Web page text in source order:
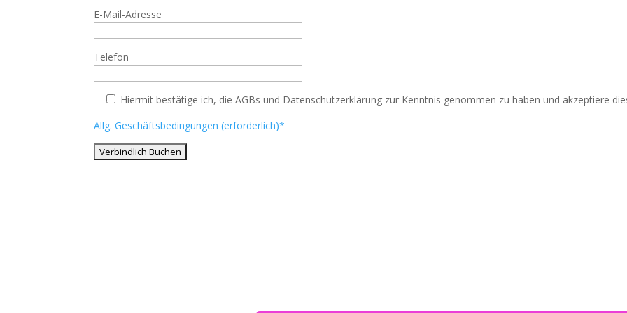
E-Mail-Adresse
Telefon
Hiermit bestätige ich, die AGBs und Datenschutzerklärung zur Kenntnis genommen zu haben und akzeptiere
Allg. Geschäftsbedingungen (erforderlich)*